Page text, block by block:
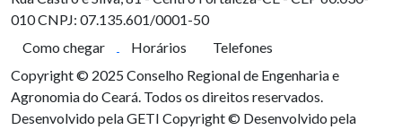
010CNPJ: 07.135.601/0001-50
Como chegar
Horários
Telefones
Copyright © 2025 Conselho Regional de Engenharia e
Agronomia do Ceará. Todos os direitos reservados.
Desenvolvido pela GETI Copyright © Desenvolvido pela